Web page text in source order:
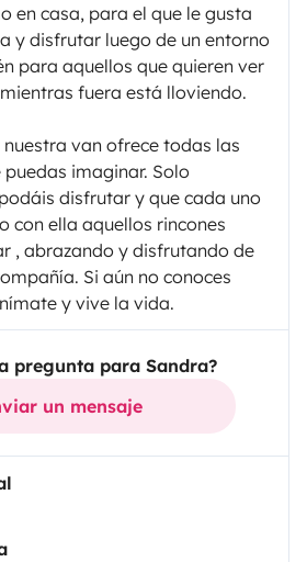
en casa, para el que le gusta
y disfrutar luego de un entorno
para aquellos que quieren ver
fuera está lloviendo.
van ofrece todas las
imaginar. Solo
disfrutar y que cada uno
con ella aquellos rincones
, abrazando y disfrutando de
Si aún no conoces
y vive la vida.
pregunta para Sandra?
un mensaje